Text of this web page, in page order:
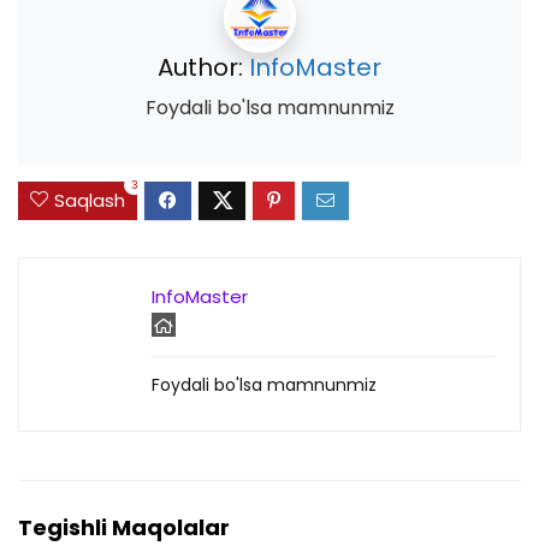
Author:InfoMaster
Foydali bo'lsa mamnunmiz
Saqlash
3
InfoMaster
Foydali bo'lsa mamnunmiz
Tegishli Maqolalar